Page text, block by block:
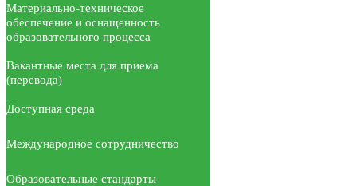
Материально-техническое
обеспечение и оснащенность
образовательного процесса
Вакантные места для приема
(перевода)
Доступная среда
Международное сотрудничество
Образовательные стандарты